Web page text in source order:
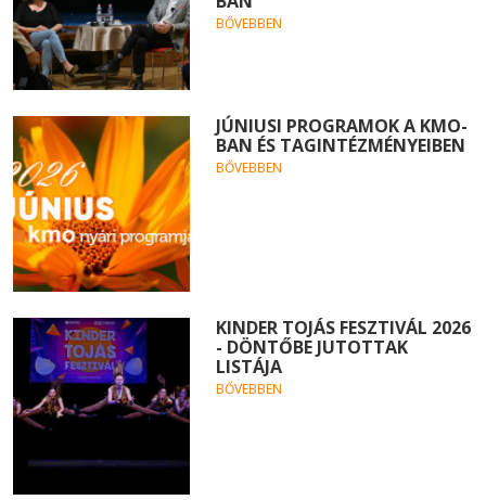
BŐVEBBEN
JÚNIUSI PROGRAMOK A KMO-
BAN ÉS TAGINTÉZMÉNYEIBEN
BŐVEBBEN
KINDER TOJÁS FESZTIVÁL 2026
- DÖNTŐBE JUTOTTAK
LISTÁJA
BŐVEBBEN